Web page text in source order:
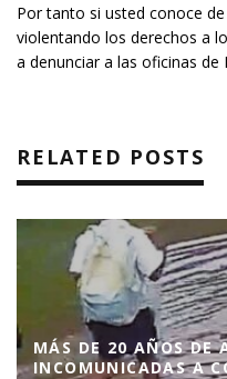
Por tanto si usted conoce
violentando los derechos a
a denunciar a las oficinas de
RELATED POSTS
MÁS DE 20 AÑOS DE
INCOMUNICADAS A